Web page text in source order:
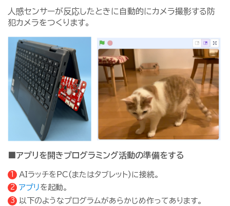
人感センサーが反応したときに自動的にカメラ撮影する防
犯カメラをつくります。
■アプリを開きプログラミング活動の準備をする
AIラッチをPC(またはタブレット)に接続。
アプリ を起動。
以下のようなプログラムがあらかじめ作ってあります。